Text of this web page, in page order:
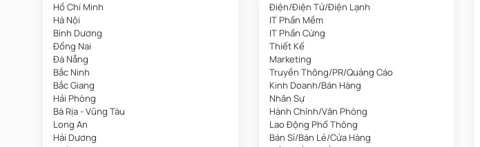
Hồ Chí Minh
Hà Nội
Bình Dương
Đồng Nai
Đà Nẵng
Bắc Ninh
Bắc Giang
Hải Phòng
Bà Rịa - Vũng Tàu
Long An
Hải Dương
Điện/Điện Tử/Điện Lạnh
IT Phần Mềm
IT Phần Cứng
Thiết Kế
Marketing
Truyền Thông/PR/Quảng Cáo
Kinh Doanh/Bán Hàng
Nhân Sự
Hành Chính/Văn Phòng
Lao Động Phổ Thông
Bán Sỉ/Bán Lẻ/Cửa Hàng